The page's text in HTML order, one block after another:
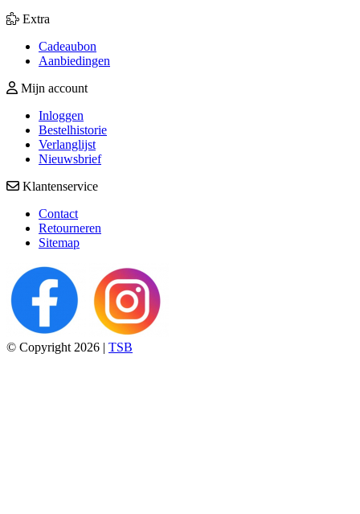
Extra
Cadeaubon
Aanbiedingen
Mijn account
Inloggen
Bestelhistorie
Verlanglijst
Nieuwsbrief
Klantenservice
Contact
Retourneren
Sitemap
© Copyright 2026 | TSB